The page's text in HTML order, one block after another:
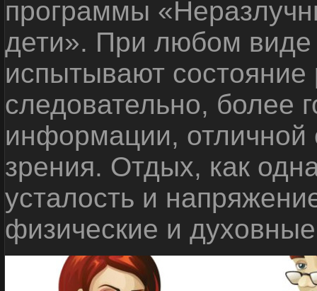
программы
дети». При любом виде
испытывают
следовательно, более
информации, отличной
зрения. Отдых, как
усталость и
физические и